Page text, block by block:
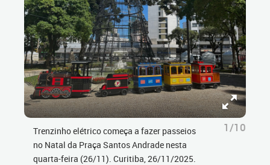
Trenzinho elétrico começa a fazer passeios
no Natal da Praça Santos Andrade nesta
quarta-feira (26/11). Curitiba, 26/11/2025.
1/10